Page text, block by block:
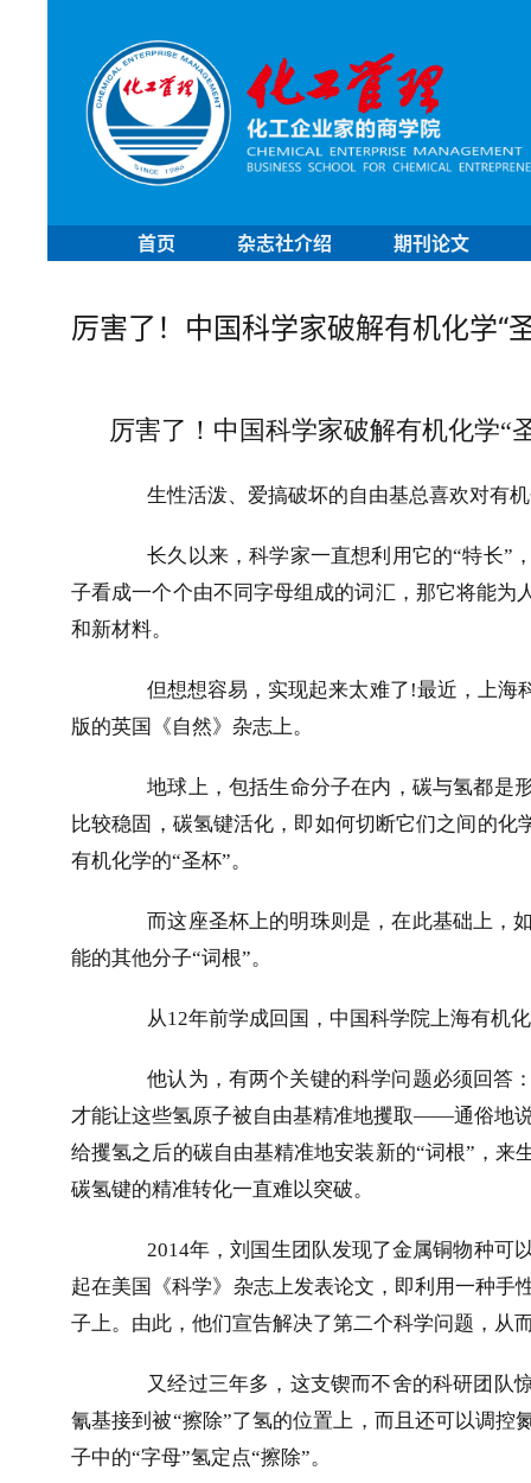
首页 杂志社介绍 期刊论文
厉害了！中国科学家破解有机化学“
厉害了！中国科学家破解有机化学“
生性活泼、爱搞破坏的自由基总喜欢对有
长久以来，科学家一直想利用它的“特长
子看成一个个由不同字母组成的词汇，那它将能为
和新材料。
但想想容易，实现起来太难了 !最近，上海
版的英国《自然》杂志上。
地球上，包括生命分子在内，碳与氢都是
比较稳固，碳氢键活化，即如何切断它们之间的
有机化学的“圣杯”。
而这座圣杯上的明珠则是，在此基础上，
能的其他分子“词根”。
从12年前学成回国，中国科学院上海有机
他认为，有两个关键的科学问题必须回答
才能让这些氢原子被自由基精准地攫取——通俗地
给攫氢之后的碳自由基精准地安装新的“词根”，
碳氢键的精准转化一直难以突破。
2014年，刘国生团队发现了金属铜物种可
起在美国《科学》杂志上发表论文，即利用一种手
子上。由此，他们宣告解决了第二个科学问题，从
又经过三年多，这支锲而不舍的科研团队
氰基接到被“擦除”了氢的位置上，而且还可以调
子中的“字母”氢定点“擦除”。